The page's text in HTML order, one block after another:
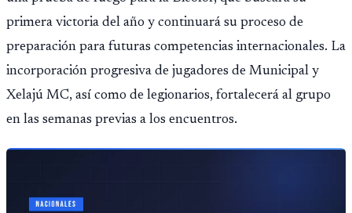
primera victoria del año y continuará su proceso de
preparación para futuras competencias internacionales. La
incorporación progresiva de jugadores de Municipal y
Xelajú MC, así como de legionarios, fortalecerá al grupo
en las semanas previas a los encuentros.